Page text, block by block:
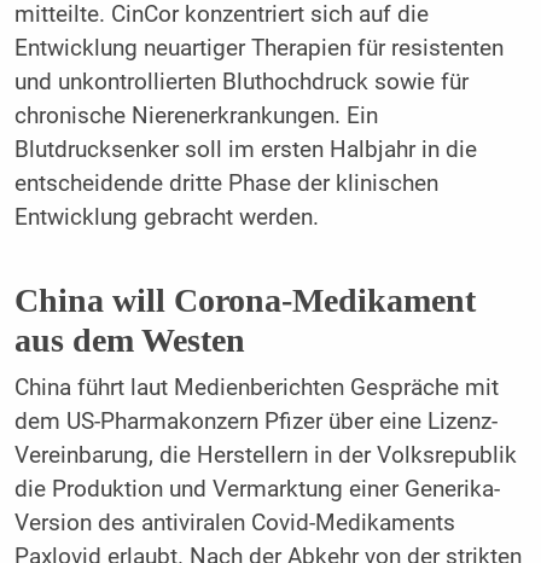
mitteilte. CinCor konzentriert sich auf die
Entwicklung neuartiger Therapien für resistenten
und unkontrollierten Bluthochdruck sowie für
chronische Nierenerkrankungen. Ein
Blutdrucksenker soll im ersten Halbjahr in die
entscheidende dritte Phase der klinischen
Entwicklung gebracht werden.
China will Corona-Medikament
aus dem Westen
China führt laut Medienberichten Gespräche mit
dem US-Pharmakonzern Pfizer über eine Lizenz-
Vereinbarung, die Herstellern in der Volksrepublik
die Produktion und Vermarktung einer Generika-
Version des antiviralen Covid-Medikaments
Paxlovid erlaubt. Nach der Abkehr von der strikten